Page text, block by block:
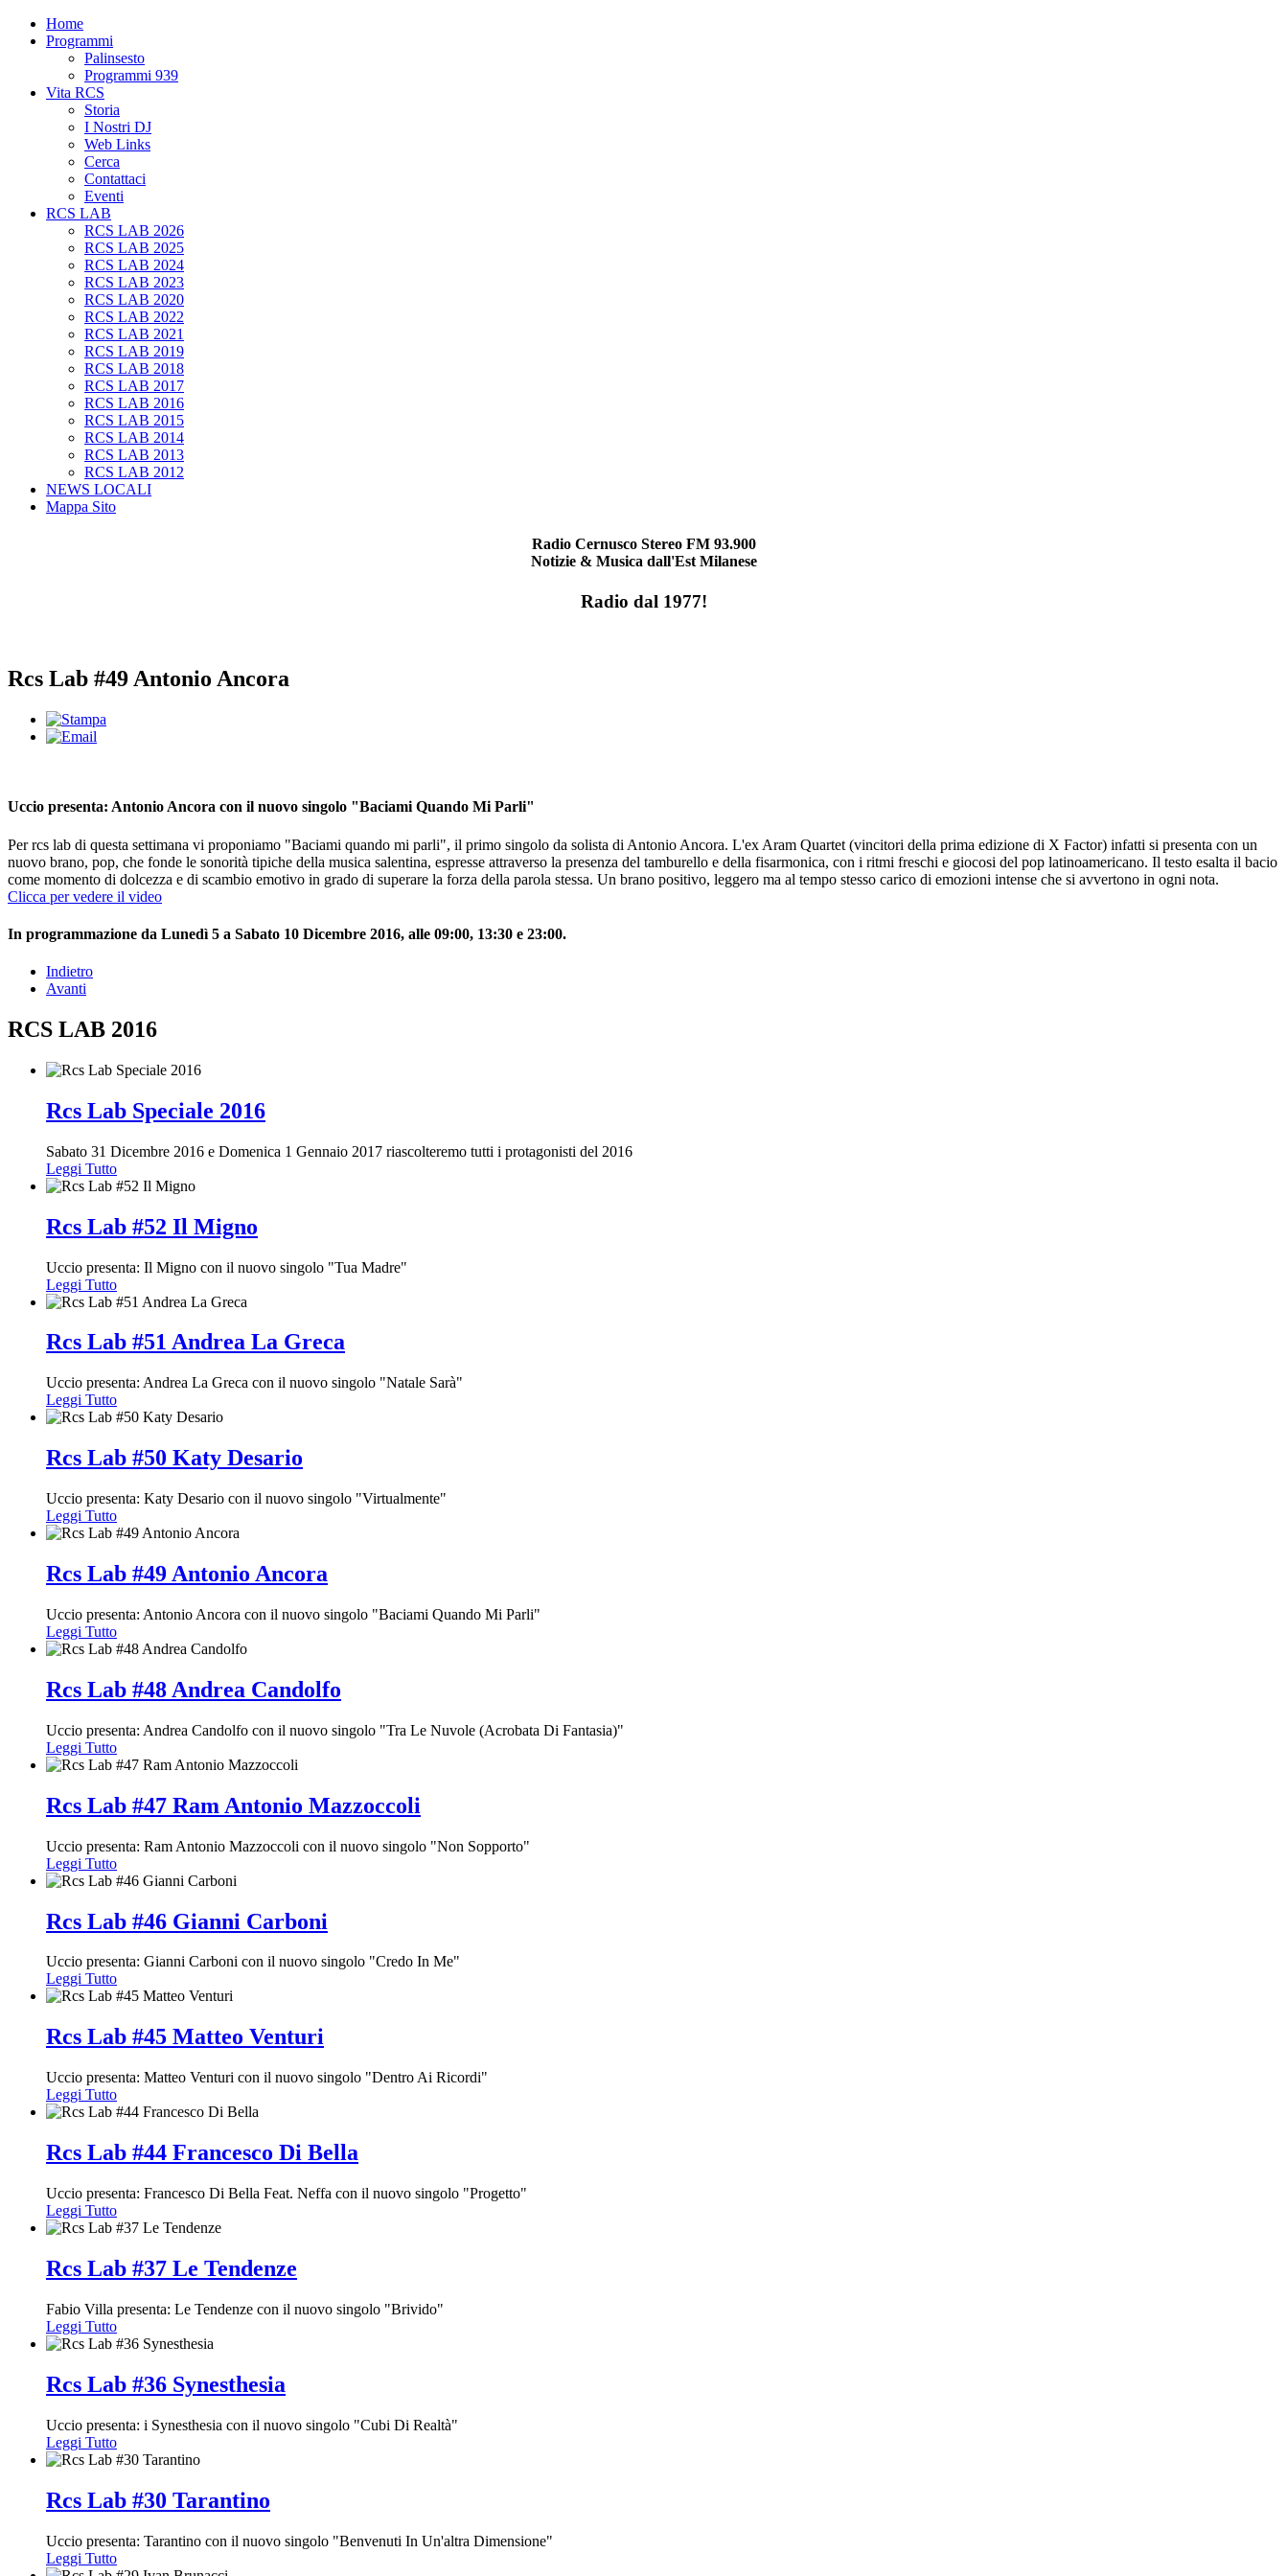
Home
Programmi
Palinsesto
Programmi 939
Vita RCS
Storia
I Nostri DJ
Web Links
Cerca
Contattaci
Eventi
RCS LAB
RCS LAB 2026
RCS LAB 2025
RCS LAB 2024
RCS LAB 2023
RCS LAB 2020
RCS LAB 2022
RCS LAB 2021
RCS LAB 2019
RCS LAB 2018
RCS LAB 2017
RCS LAB 2016
RCS LAB 2015
RCS LAB 2014
RCS LAB 2013
RCS LAB 2012
NEWS LOCALI
Mappa Sito
Radio Cernusco Stereo FM 93.900
Notizie & Musica dall'Est Milanese
Radio dal 1977!
Rcs Lab #49 Antonio Ancora
Uccio presenta: Antonio Ancora con il nuovo singolo "Baciami Quando Mi Parli"
Per rcs lab di questa settimana vi proponiamo "Baciami quando mi parli", il primo singolo da solista di Antonio Ancora. L'ex Aram Quartet (vincitori della prima edizione di X Factor) infatti si presenta con un
nuovo brano, pop, che fonde le sonorità tipiche della musica salentina, espresse attraverso la presenza del tamburello e della fisarmonica, con i ritmi freschi e giocosi del pop latinoamericano. Il testo esalta il bacio
come momento di dolcezza e di scambio emotivo in grado di superare la forza della parola stessa. Un brano positivo, leggero ma al tempo stesso carico di emozioni intense che si avvertono in ogni nota.
Clicca per vedere il video
In programmazione da Lunedì 5 a Sabato 10 Dicembre 2016, alle 09:00, 13:30 e 23:00.
Indietro
Avanti
RCS LAB 2016
Rcs Lab Speciale 2016
Sabato 31 Dicembre 2016 e Domenica 1 Gennaio 2017 riascolteremo tutti i protagonisti del 2016
Leggi Tutto
Rcs Lab #52 Il Migno
Uccio presenta: Il Migno con il nuovo singolo "Tua Madre"
Leggi Tutto
Rcs Lab #51 Andrea La Greca
Uccio presenta: Andrea La Greca con il nuovo singolo "Natale Sarà"
Leggi Tutto
Rcs Lab #50 Katy Desario
Uccio presenta: Katy Desario con il nuovo singolo "Virtualmente"
Leggi Tutto
Rcs Lab #49 Antonio Ancora
Uccio presenta: Antonio Ancora con il nuovo singolo "Baciami Quando Mi Parli"
Leggi Tutto
Rcs Lab #48 Andrea Candolfo
Uccio presenta: Andrea Candolfo con il nuovo singolo "Tra Le Nuvole (Acrobata Di Fantasia)"
Leggi Tutto
Rcs Lab #47 Ram Antonio Mazzoccoli
Uccio presenta: Ram Antonio Mazzoccoli con il nuovo singolo "Non Sopporto"
Leggi Tutto
Rcs Lab #46 Gianni Carboni
Uccio presenta: Gianni Carboni con il nuovo singolo "Credo In Me"
Leggi Tutto
Rcs Lab #45 Matteo Venturi
Uccio presenta: Matteo Venturi con il nuovo singolo "Dentro Ai Ricordi"
Leggi Tutto
Rcs Lab #44 Francesco Di Bella
Uccio presenta: Francesco Di Bella Feat. Neffa con il nuovo singolo "Progetto"
Leggi Tutto
Rcs Lab #37 Le Tendenze
Fabio Villa presenta: Le Tendenze con il nuovo singolo "Brivido"
Leggi Tutto
Rcs Lab #36 Synesthesia
Uccio presenta: i Synesthesia con il nuovo singolo "Cubi Di Realtà"
Leggi Tutto
Rcs Lab #30 Tarantino
Uccio presenta: Tarantino con il nuovo singolo "Benvenuti In Un'altra Dimensione"
Leggi Tutto